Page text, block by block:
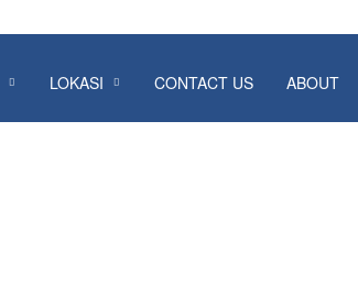
LOKASI CONTACT US ABOUT